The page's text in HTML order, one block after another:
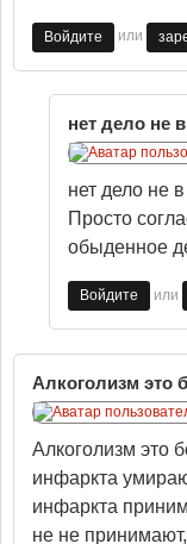
Войдите или
нет дело не
нет дело не
Просто
обыденное
Войдите или
Алкоголизм это
Алкоголизм это
инфаркта
инфаркта
не не